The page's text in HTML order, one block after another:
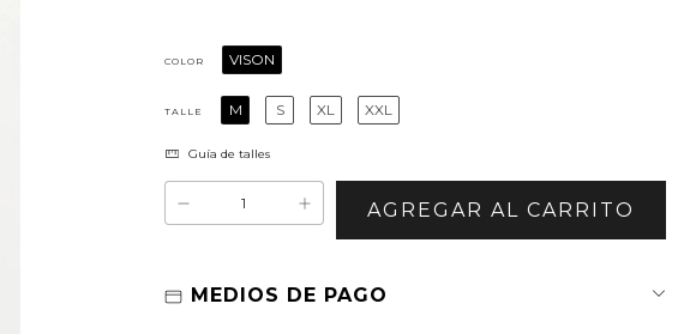
COLOR VISON
TALLE M S XL XXL
Guía de talles
MEDIOS DE PAGO